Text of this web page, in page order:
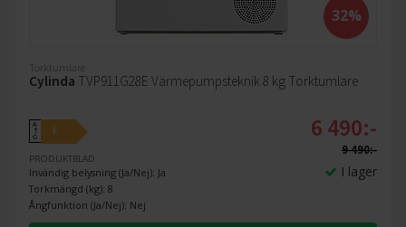
32%
Torktumlare
Cylinda TVP911G28E Värmepumpsteknik 8 kg Torktumlare
A
↑
G
E
PRODUKTBLAD
Invändig belysning (Ja/Nej): Ja
Torkmängd (kg): 8
Ångfunktion (Ja/Nej): Nej
6 490:-
9 490:-
I lager